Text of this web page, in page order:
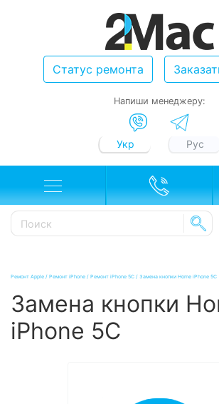
Статус ремонта
Напиши менеджеру:
Укр Рус
Ремонт Apple / Ремонт iPhone / Ремонт iPhone 5C / Замена кнопки Home iPhone 5C
Замена кнопки
iPhone 5C